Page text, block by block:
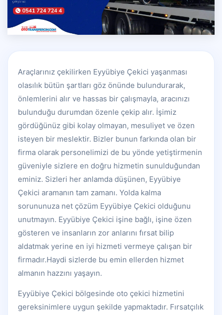
Araçlarınız çekilirken Eyyübiye Çekici yaşanması
olasılık bütün şartları göz önünde bulundurarak,
önlemlerini alır ve hassas bir çalışmayla, aracınızı
bulunduğu durumdan özenle çekip alır. İşimiz
gördüğünüz gibi kolay olmayan, mesuliyet ve özen
isteyen bir meslektir. Bizler bunun farkında olan bir
firma olarak personelimizi de bu yönde yetiştirmenin
güveniyle sizlere en doğru hizmetin sunulduğundan
eminiz. Sizleri her anlamda düşünen, Eyyübiye
Çekici aramanın tam zamanı. Yolda kalma
sorununuza net çözüm Eyyübiye Çekici olduğunu
unutmayın. Eyyübiye Çekici işine bağlı, işine özen
gösteren ve insanların zor anlarını fırsat bilip
aldatmak yerine en iyi hizmeti vermeye çalışan bir
firmadır.Haydi sizlerde bu emin ellerden hizmet
almanın hazzını yaşayın.
Eyyübiye Çekici bölgesinde oto çekici hizmetini
gereksinimlere uygun şekilde yapmaktadır. Fırsatçılık